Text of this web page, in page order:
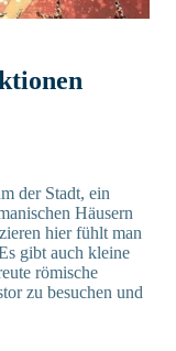
der Stadt, ein
Häusern
hier fühlt man
gibt auch kleine
römische
zu besuchen und